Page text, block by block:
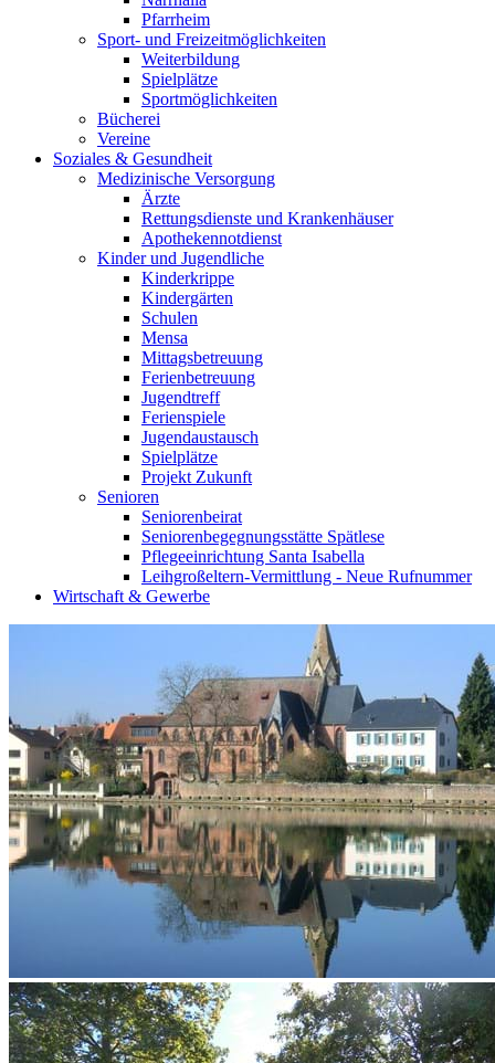
Pfarrheim
Sport- und Freizeitmöglichkeiten
Weiterbildung
Spielplätze
Sportmöglichkeiten
Bücherei
Vereine
Soziales & Gesundheit
Medizinische Versorgung
Ärzte
Rettungsdienste und Krankenhäuser
Apothekennotdienst
Kinder und Jugendliche
Kinderkrippe
Kindergärten
Schulen
Mensa
Mittagsbetreuung
Ferienbetreuung
Jugendtreff
Ferienspiele
Jugendaustausch
Spielplätze
Projekt Zukunft
Senioren
Seniorenbeirat
Seniorenbegegnungsstätte Spätlese
Pflegeeinrichtung Santa Isabella
Leihgroßeltern-Vermittlung - Neue Rufnummer
Wirtschaft & Gewerbe